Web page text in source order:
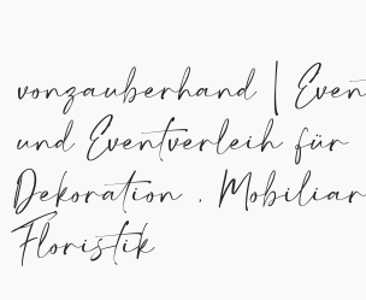
vonzauberhand |
und Eventverleih für
Dekoration ,
Floristik